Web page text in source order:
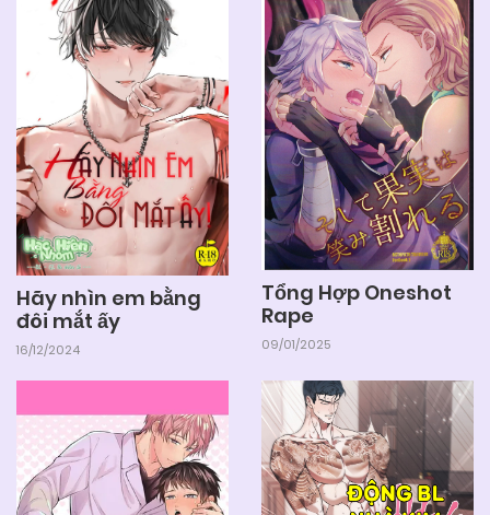
Chapter 10 04/06/2025
Chapter 9 04/06/2025
Chapter 8 04/06/2025
Chapter 7 04/06/2025
Chapter 6 04/06/2025
Chapter 5 04/06/2025
Chapter 4 04/06/2025
Hãy nhìn em bằng
đôi mắt ấy
16/12/2024
Tổng Hợp Oneshot
Rape
09/01/2025